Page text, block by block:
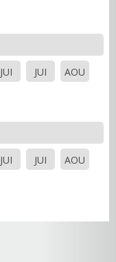
JUI JUI
AOU
JUI JUI
AOU